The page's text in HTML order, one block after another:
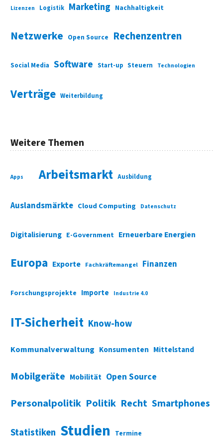
Lizenzen Logistik Marketing Nachhaltigkeit
Netzwerke Open Source Rechenzentren
Social Media Software Start-up Steuern Technologien
Verträge Weiterbildung
Weitere Themen
Apps Arbeitsmarkt Ausbildung
Auslandsmärkte Cloud Computing Datenschutz
Digitalisierung E-Government Erneuerbare Energien
Europa Exporte Fachkräftemangel Finanzen
Forschungsprojekte Importe Industrie 4.0
IT-Sicherheit Know-how
Kommunalverwaltung Konsumenten Mittelstand
Mobilgeräte Mobilität Open Source
Personalpolitik Politik Recht Smartphones
Statistiken Studien Termine